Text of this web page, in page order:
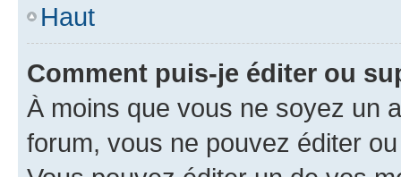
Haut
Comment puis-je éditer ou
À moins que vous ne soyez un
forum, vous ne pouvez éditer